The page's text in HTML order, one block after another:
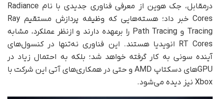
درمقابل، جک هوین از معرفی فناوری جدیدی با نام Radiance
Cores خبر داد؛ هسته‌هایی که وظیفه پردازش مستقیم Ray
Tracing و Path Tracing را برعهده دارند و ازنظر عملکرد، مشابه
RT Cores انویدیا هستند. این فناوری نه‌تنها در کنسول‌های
آینده سونی به کار گرفته خواهد شد؛ بلکه به احتمال زیاد در
GPUهای دسکتاپ AMD و حتی در همکاری‌های آتی این شرکت با
Xbox نیز دیده می‌شود.